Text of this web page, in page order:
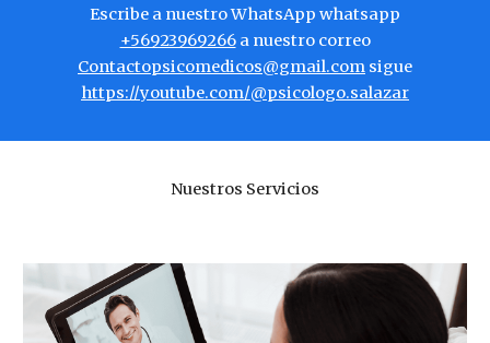
Escribe a nuestroWhatsApp whatsapp
+56923969266a nuestro correo
Contactopsicomedicos@gmail.com sigue
https://youtube.com/@psicologo.salazar
Nuestros Servicios